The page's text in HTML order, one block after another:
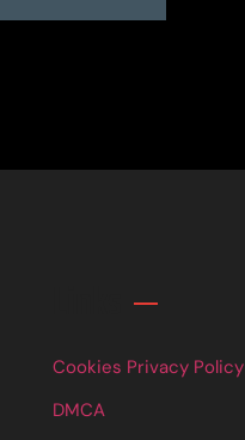
Cookies Privacy Policy
DMCA